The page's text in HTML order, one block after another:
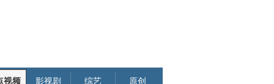
视频 影视剧 综艺 原创